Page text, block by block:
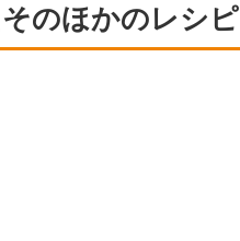
のほかのレシピ